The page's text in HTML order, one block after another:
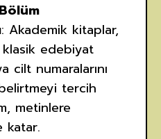
: Akademik kitaplar,
edebiyat
cilt numaralarını
tercih
metinlere
katar.